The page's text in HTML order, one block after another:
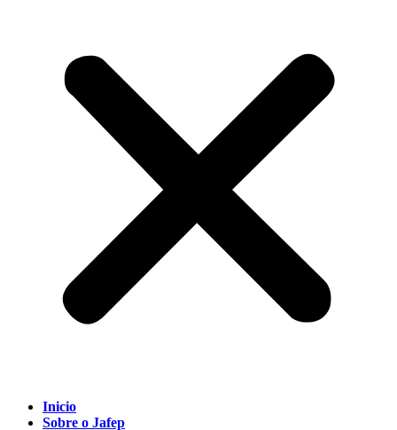
Inicio
Sobre o Jafep